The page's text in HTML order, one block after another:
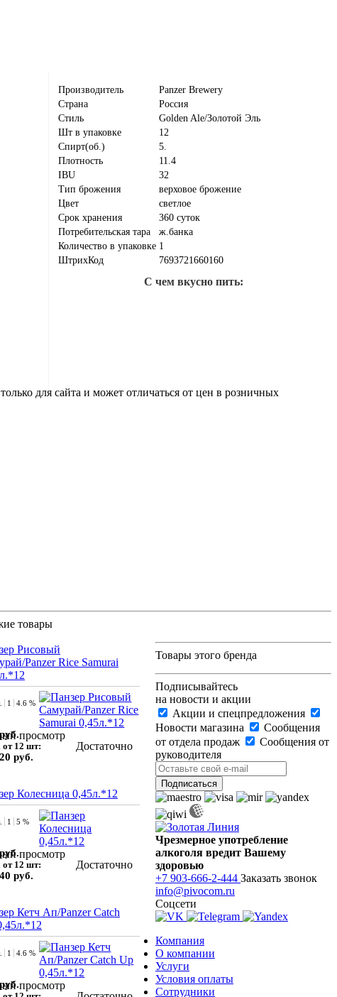
Производитель
Panzer Brewery
Страна
Россия
Стиль
Golden Ale/Золотой Эль
Шт в упаковке
12
Спирт(об.)
5.
Плотность
11.4
IBU
32
Тип брожения
верховое брожение
Цвет
светлое
Срок хранения
360 суток
Потребительская тара
ж.банка
Количество в упаковке 1
ШтрихКод
7693721660160
С чем вкусно пить:
для сайта и может отличаться от цен в розничных
товары
Рисовый
Panzer Rice Samurai
просмотр
1 4.6 %
от 12 шт:
руб.
Достаточно
Товары этого бренда
Колесница 0,45л.*12
просмотр
1 5 %
от 12 шт:
руб.
Достаточно
Кетч Ап/Panzer Catch
просмотр
1 4.6 %
Подписывайтесь
на новости и акции
Акции и спецпредложения
Новости магазина
Сообщения
от отдела продаж
Сообщения от
руководителя
Чрезмерное употребление
алкоголя вредит Вашему
здоровью
+7 903-666-2-444 Заказать звонок
info@pivocom.ru
Соцсети
Компания
О компании
Услуги
Условия оплаты
Сотрудники